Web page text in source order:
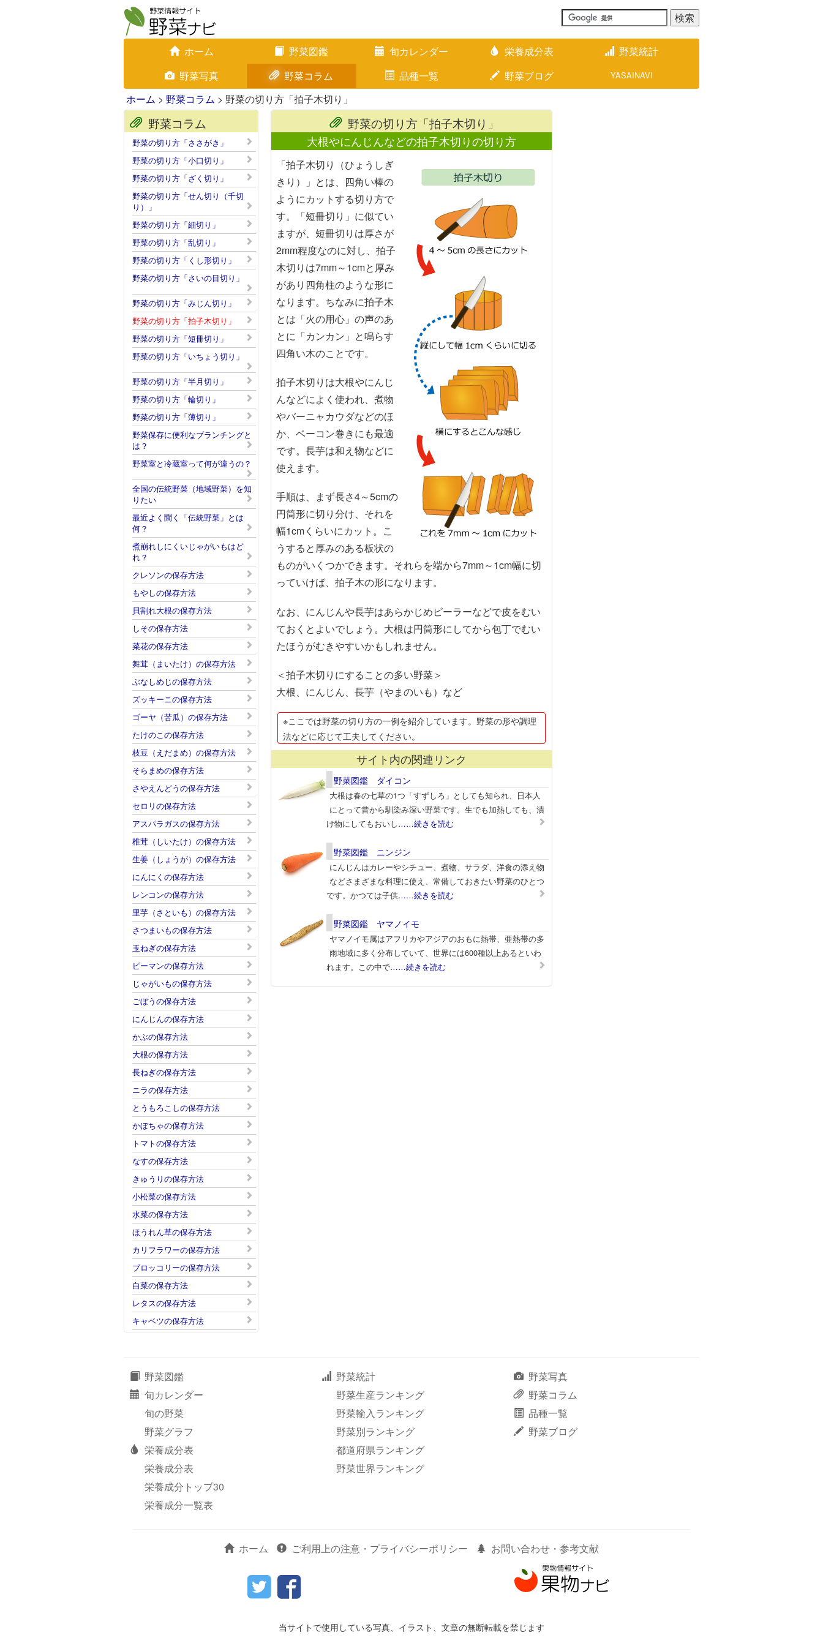
ホーム 野菜図鑑 旬カレンダー 栄養成分表
野菜統計
野菜写真
野菜コラム 品種一覧 野菜ブログ YASAINAVI
ホーム > 野菜コラム > 野菜の切り方「拍子木切り」
野菜コラム
野菜の切り方「ささがき」
野菜の切り方「小口切り」
野菜の切り方「ざく切り」
野菜の切り方「せん切り（千切
り）」
野菜の切り方「細切り」
野菜の切り方「乱切り」
野菜の切り方「くし形切り」
野菜の切り方「さいの目切り」
野菜の切り方「みじん切り」
野菜の切り方「拍子木切り」
野菜の切り方「短冊切り」
野菜の切り方「いちょう切り」
野菜の切り方「半月切り」
野菜の切り方「輪切り」
野菜の切り方「薄切り」
野菜保存に便利なブランチングと
は？
野菜室と冷蔵室って何が違うの？
全国の伝統野菜（地域野菜）を知
りたい
最近よく聞く「伝統野菜」とは
何？
煮崩れしにくいじゃがいもはど
れ？
クレソンの保存方法
もやしの保存方法
貝割れ大根の保存方法
しその保存方法
菜花の保存方法
舞茸（まいたけ）の保存方法
ぶなしめじの保存方法
ズッキーニの保存方法
ゴーヤ（苦瓜）の保存方法
たけのこの保存方法
枝豆（えだまめ）の保存方法
そらまめの保存方法
さやえんどうの保存方法
セロリの保存方法
アスパラガスの保存方法
椎茸（しいたけ）の保存方法
生姜（しょうが）の保存方法
にんにくの保存方法
レンコンの保存方法
里芋（さといも）の保存方法
さつまいもの保存方法
玉ねぎの保存方法
ピーマンの保存方法
じゃがいもの保存方法
ごぼうの保存方法
にんじんの保存方法
かぶの保存方法
大根の保存方法
長ねぎの保存方法
ニラの保存方法
とうもろこしの保存方法
かぼちゃの保存方法
トマトの保存方法
なすの保存方法
きゅうりの保存方法
小松菜の保存方法
水菜の保存方法
ほうれん草の保存方法
カリフラワーの保存方法
ブロッコリーの保存方法
白菜の保存方法
レタスの保存方法
キャベツの保存方法
野菜の切り方「拍子木切り」
大根やにんじんなどの拍子木切りの切り方
「拍子木切り（ひょうしぎ
きり）」とは、四角い棒の
ようにカットする切り方で
す。「短冊切り」に似てい
ますが、短冊切りは厚さが
2mm程度なのに対し、拍子
木切りは7mm～1cmと厚み
があり四角柱のような形に
なります。ちなみに拍子木
とは「火の用心」の声のあ
とに「カンカン」と鳴らす
四角い木のことです。
拍子木切りは大根やにんじ
んなどによく使われ、煮物
やバーニャカウダなどのほ
か、ベーコン巻きにも最適
です。長芋は和え物などに
使えます。
手順は、まず長さ4～5cmの
円筒形に切り分け、それを
幅1cmくらいにカット。こ
うすると厚みのある板状の
ものがいくつかできます。それらを端から7mm～1cm幅に切
っていけば、拍子木の形になります。
なお、にんじんや長芋はあらかじめピーラーなどで皮をむい
ておくとよいでしょう。大根は円筒形にしてから包丁でむい
たほうがむきやすいかもしれません。
＜拍子木切りにすることの多い野菜＞
大根、にんじん、長芋（やまのいも）など
※ここでは野菜の切り方の一例を紹介しています。野菜の形や調理
法などに応じて工夫してください。
サイト内の関連リンク
野菜図鑑 ダイコン
大根は春の七草の1つ「すずしろ」としても知られ、日本人
にとって昔から馴染み深い野菜です。生でも加熱しても、漬
け物にしてもおいし……続きを読む
野菜図鑑 ニンジン
にんじんはカレーやシチュー、煮物、サラダ、洋食の添え物
などさまざまな料理に使え、常備しておきたい野菜のひとつ
です。かつては子供……続きを読む
野菜図鑑 ヤマノイモ
ヤマノイモ属はアフリカやアジアのおもに熱帯、亜熱帯の多
雨地域に多く分布していて、世界には600種以上あるといわ
れます。この中で……続きを読む
野菜図鑑
旬カレンダー
旬の野菜
野菜グラフ
栄養成分表
栄養成分表
栄養成分トップ30
栄養成分一覧表
野菜統計
野菜生産ランキング
野菜輸入ランキング
野菜別ランキング
都道府県ランキング
野菜世界ランキング
野菜写真
野菜コラム
品種一覧
野菜ブログ
ホーム ご利用上の注意・プライバシーポリシー お問い合わせ・参考文献
当サイトで使用している写真、イラスト、文章の無断転載を禁じます